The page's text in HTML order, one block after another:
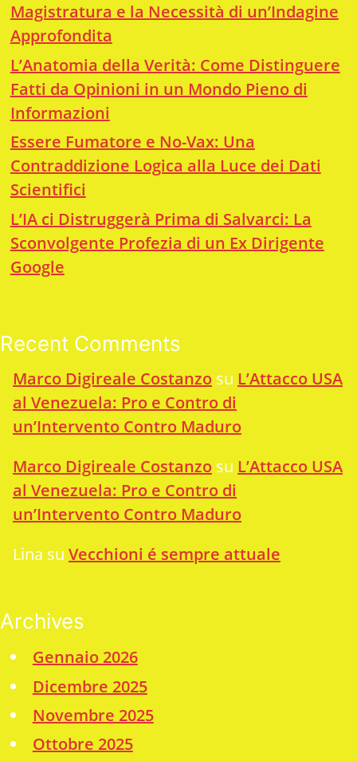
Magistratura e la Necessità di un’Indagine
Approfondita
L’Anatomia della Verità: Come Distinguere
Fatti da Opinioni in un Mondo Pieno di
Informazioni
Essere Fumatore e No-Vax: Una
Contraddizione Logica alla Luce dei Dati
Scientifici
L’IA ci Distruggerà Prima di Salvarci: La
Sconvolgente Profezia di un Ex Dirigente
Google
Recent Comments
Marco Digireale Costanzo su L’Attacco USA
al Venezuela: Pro e Contro di
un’Intervento Contro Maduro
Marco Digireale Costanzo su L’Attacco USA
al Venezuela: Pro e Contro di
un’Intervento Contro Maduro
Lina su Vecchioni é sempre attuale
Archives
Gennaio 2026
Dicembre 2025
Novembre 2025
Ottobre 2025